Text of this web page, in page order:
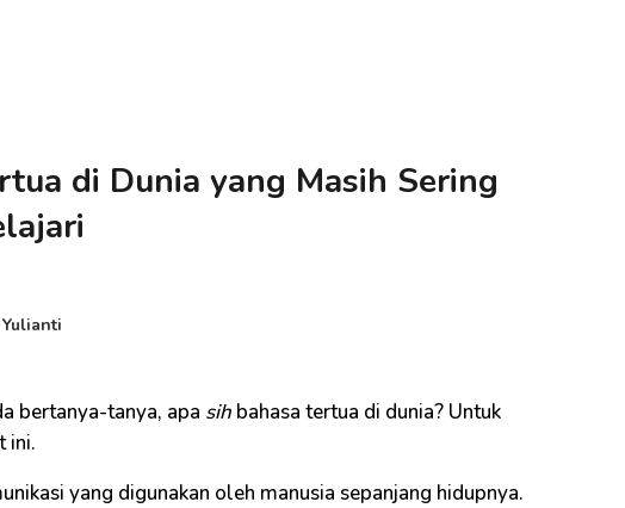
di Dunia yang Masih Sering
bertanya-tanya, apa sih bahasa tertua di dunia? Untuk
ini.
yang digunakan oleh manusia sepanjang hidupnya.